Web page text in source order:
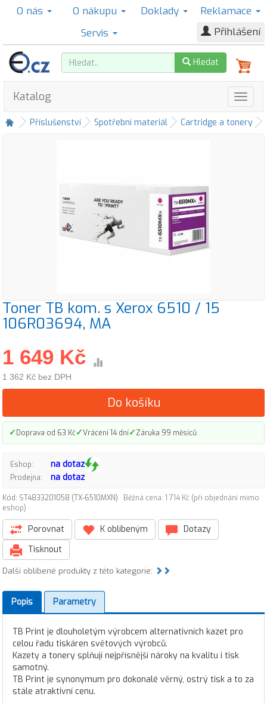
O nás O nákupu Doklady
Reklamace
Servis
Přihlášení
Hledat
Katalog
Příslušenství Spotřební materiál Cartridge a tonery
Toner TB kom. s Xerox 6510 / 15
106R03694, MA
1 649 Kč
1 362 Kč bez DPH
Do košíku
✓Doprava od 63 Kč✓Vrácení 14 dní✓Záruka 99 měsíců
Eshop: na dotaz
Prodejna: na dotaz
Kód: ST4833201058 (TX-6510MXN)
Běžná cena: 1 714 Kč (při objednání mimo
eshop)
Porovnat K oblíbeným
Dotazy
Tisknout
Další oblíbené produkty z této kategorie:
Popis Parametry
TB Print je dlouholetým výrobcem alternativních kazet pro
celou řadu tiskáren světových výrobců.
Kazety a tonery splňují nejpřísnější nároky na kvalitu i tisk
samotný.
TB Print je synonymum pro dokonalé věrný, ostrý tisk a to za
stále atraktivní cenu.